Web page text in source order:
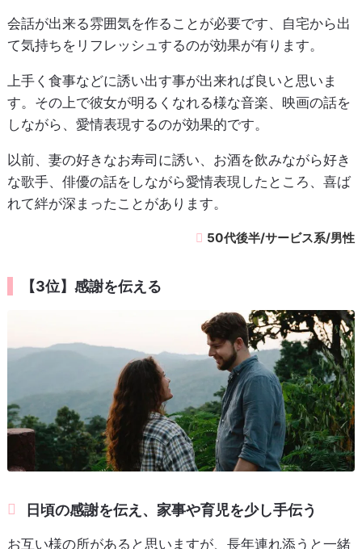
会話が出来る雰囲気を作ることが必要です、自宅から出
て気持ちをリフレッシュするのが効果が有ります。
上手く食事などに誘い出す事が出来れば良いと思いま
す。その上で彼女が明るくなれる様な音楽、映画の話を
しながら、愛情表現するのが効果的です。
以前、妻の好きなお寿司に誘い、お酒を飲みながら好き
な歌手、俳優の話をしながら愛情表現したところ、喜ば
れて絆が深まったことがあります。
50代後半/サービス系/男性
【3位】感謝を伝える
日頃の感謝を伝え、家事や育児を少し手伝う
お互い様の所があると思いますが、長年連れ添うと一緒